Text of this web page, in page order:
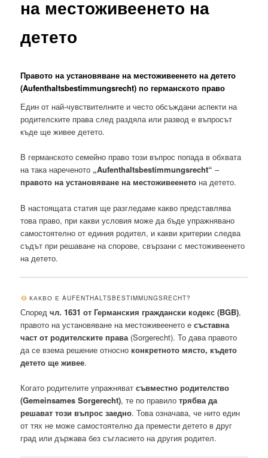
на местоживеенето на
детето
Правото на установяване на местоживеенето на детето
(Aufenthaltsbestimmungsrecht) по германското право
Един от най-чувствителните и често обсъждани аспекти на
родителските права след раздяла или развод е въпросът
къде ще живее детето.
В германското семейно право този въпрос попада в обхвата
на така нареченото „Aufenthaltsbestimmungsrecht“ –
правото на установяване на местоживеенето на детето.
В настоящата статия ще разгледаме какво представлява
това право, при какви условия може да бъде упражнявано
самостоятелно от единия родител, и какви критерии следва
съдът при решаване на спорове, свързани с местоживеенето
на детето.
КАКВО Е AUFENTHALTSBESTIMMUNGSRECHT?
Споредчл. 1631 от Германския граждански кодекс (BGB),
правото на установяване на местоживеенето есъставна
част от родителските права(Sorgerecht). То дава правото
да се взема решение относно конкретното място, където
детето ще живее.
Когато родителите упражняватсъвместно родителство
(Gemeinsames Sorgerecht), те по правилотрябва да
решават този въпрос заедно. Това означава, че нито един
от тях не може самостоятелно да премести детето в друг
град или държава без съгласието на другия родител.